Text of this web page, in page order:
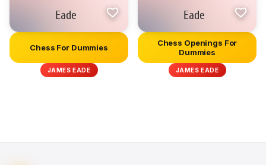
Chess For Dummies
JAMES EADE
Chess Openings For
Dummies
JAMES EADE